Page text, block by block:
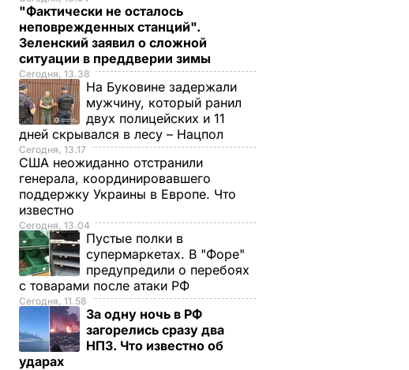
"Фактически не осталось
неповрежденных станций".
Зеленский заявил о сложной
ситуации в преддверии зимы
Сегодня, 13.38
На Буковине задержали
мужчину, который ранил
двух полицейских и 11
дней скрывался в лесу – Нацпол
Сегодня, 13.17
США неожиданно отстранили
генерала, координировавшего
поддержку Украины в Европе. Что
известно
Сегодня, 13.04
Пустые полки в
супермаркетах. В "Форе"
предупредили о перебоях
с товарами после атаки РФ
Сегодня, 11.58
За одну ночь в РФ
загорелись сразу два
НПЗ. Что известно об
ударах